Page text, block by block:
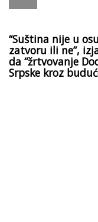
“Suština nije u
zatvoru ili ne”,
da “žrtvovanje
Srpske kroz